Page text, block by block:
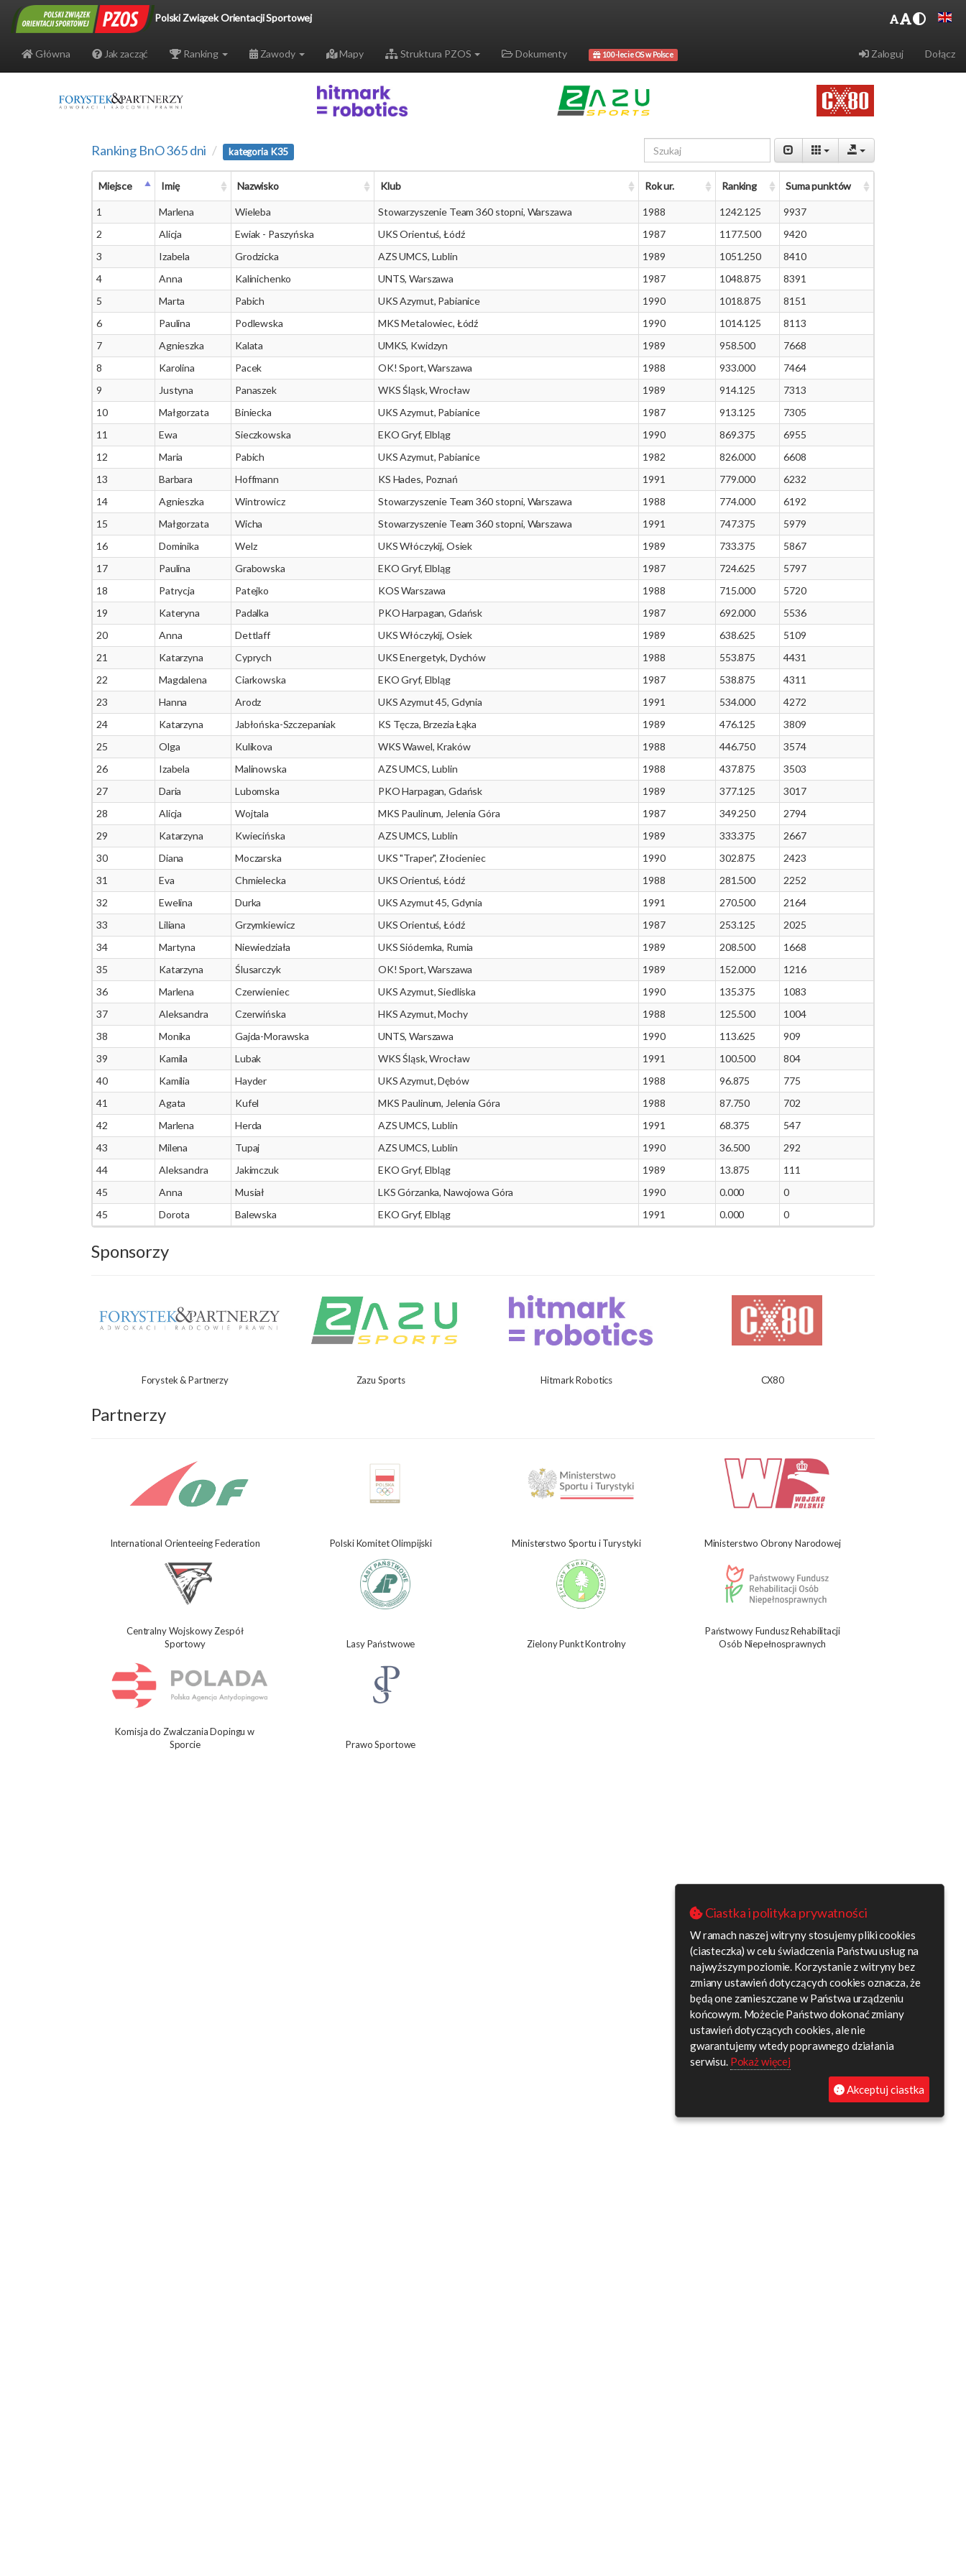
Polski Związek Orientacji Sportowej
Główna Jak zacząć Ranking Zawody Mapy Struktura PZOS Dokumenty 100-lecie OS w Polsce Zaloguj Dołącz
Ranking BnO 365 dni kategoria K35
Miejsce Imię Nazwisko Klub Rok ur. Ranking Suma punktów
1 Marlena Wieleba Stowarzyszenie Team 360 stopni, Warszawa 1988 1242.125
9937
2
Alicja Ewiak - Paszyńska UKS Orientuś, Łódź 1987 1177.500
9420
3
Izabela Grodzicka AZS UMCS, Lublin 1989 1051.250
8410
4
Anna Kalinichenko UNTS, Warszawa 1987 1048.875
8391
5
Marta Pabich UKS Azymut, Pabianice 1990 1018.875
8151
6
Paulina Podlewska MKS Metalowiec, Łódź 1990 1014.125
8113
7
Agnieszka Kalata UMKS, Kwidzyn 1989 958.500
7668
8
Karolina Pacek OK! Sport, Warszawa 1988 933.000
7464
9
Justyna Panaszek WKS Śląsk, Wrocław 1989 914.125
7313
10
Małgorzata Biniecka UKS Azymut, Pabianice 1987 913.125
7305
11
Ewa Sieczkowska EKO Gryf, Elbląg 1990 869.375
6955
12
Maria Pabich UKS Azymut, Pabianice 1982 826.000
6608
13
Barbara Hoffmann KS Hades, Poznań 1991 779.000
6232
14
Agnieszka Wintrowicz Stowarzyszenie Team 360 stopni, Warszawa 1988 774.000
6192
15
Małgorzata Wicha Stowarzyszenie Team 360 stopni, Warszawa 1991 747.375
5979
16
Dominika Welz UKS Włóczykij, Osiek 1989 733.375
5867
17
Paulina Grabowska EKO Gryf, Elbląg 1987 724.625
5797
18
Patrycja Patejko KOS Warszawa 1988 715.000
5720
19
Kateryna Padalka PKO Harpagan, Gdańsk 1987 692.000
5536
20
Anna Dettlaff UKS Włóczykij, Osiek 1989 638.625
5109
21
Katarzyna Cyprych UKS Energetyk, Dychów 1988 553.875
4431
22
Magdalena Ciarkowska EKO Gryf, Elbląg 1987 538.875
4311
23
Hanna Arodz UKS Azymut 45, Gdynia 1991 534.000
4272
24
Katarzyna Jabłońska-Szczepaniak KS Tęcza, Brzezia Łąka 1989 476.125
3809
25
Olga Kulikova WKS Wawel, Kraków 1988 446.750
3574
26
Izabela Malinowska AZS UMCS, Lublin 1988 437.875
3503
27
Daria Lubomska PKO Harpagan, Gdańsk 1989 377.125
3017
28
Alicja Wojtala MKS Paulinum, Jelenia Góra 1987 349.250
2794
29
Katarzyna Kwiecińska AZS UMCS, Lublin 1989 333.375
2667
30
Diana Moczarska UKS "Traper", Złocieniec 1990 302.875
2423
31
Eva Chmielecka UKS Orientuś, Łódź 1988 281.500
2252
32
Ewelina Durka UKS Azymut 45, Gdynia 1991 270.500
2164
33
Liliana Grzymkiewicz UKS Orientuś, Łódź 1987 253.125
2025
34
Martyna Niewiedziała UKS Siódemka, Rumia 1989 208.500
1668
35
Katarzyna Ślusarczyk OK! Sport, Warszawa 1989 152.000
1216
36
Marlena Czerwieniec UKS Azymut, Siedliska 1990 135.375
1083
37
Aleksandra Czerwińska HKS Azymut, Mochy 1988 125.500
1004
38
Monika Gajda-Morawska UNTS, Warszawa 1990 113.625
909
39
Kamila Lubak WKS Śląsk, Wrocław 1991 100.500
804
40
Kamilia Hayder UKS Azymut, Dębów 1988 96.875
775
41
Agata Kufel MKS Paulinum, Jelenia Góra 1988 87.750
702
42
Marlena Herda AZS UMCS, Lublin 1991 68.375
547
43
Milena Tupaj AZS UMCS, Lublin 1990 36.500
292
44
Aleksandra Jakimczuk EKO Gryf, Elbląg 1989 13.875
111
45
Anna Musiał LKS Górzanka, Nawojowa Góra 1990 0.000
0
45
Dorota Balewska EKO Gryf, Elbląg 1991 0.000 0
Sponsorzy
Forystek & Partnerzy Zazu Sports Hitmark Robotics CX80
Partnerzy
International Orienteeing Federation Polski Komitet Olimpijski Ministerstwo Sportu i Turystyki Ministerstwo Obrony Narodowej
Centralny Wojskowy Zespół
Sportowy
Lasy Państwowe Zielony Punkt Kontrolny
Państwowy Fundusz Rehabilitacji
Osób Niepełnosprawnych
Komisja do Zwalczania Dopingu w
Sporcie
Prawo Sportowe
Ciastka i polityka prywatności
W ramach naszej witryny stosujemy pliki cookies
(ciasteczka) w celu świadczenia Państwu usług na
najwyższym poziomie. Korzystanie z witryny bez
zmiany ustawień dotyczących cookies oznacza, że
będą one zamieszczane w Państwa urządzeniu
końcowym. Możecie Państwo dokonać zmiany
ustawień dotyczących cookies, ale nie
gwarantujemy wtedy poprawnego działania
serwisu. Pokaż więcej
Akceptuj ciastka